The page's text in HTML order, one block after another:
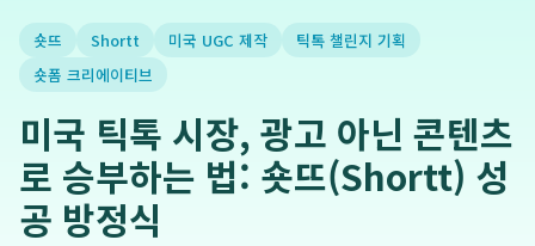
숏뜨 Shortt 미국 UGC 제작
틱톡 챌린지 기획
숏폼 크리에이티브
미국 틱톡 시장, 광고 아닌 콘텐츠
로 승부하는 법: 숏뜨(Shortt) 성
공 방정식